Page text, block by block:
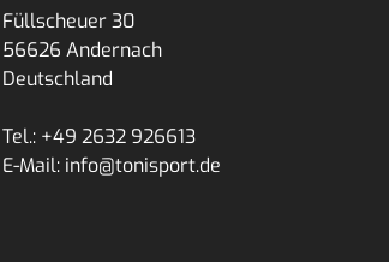
Füllscheuer 30
56626 Andernach
Deutschland
Tel.: +49 2632 926613
E-Mail: info@tonisport.de